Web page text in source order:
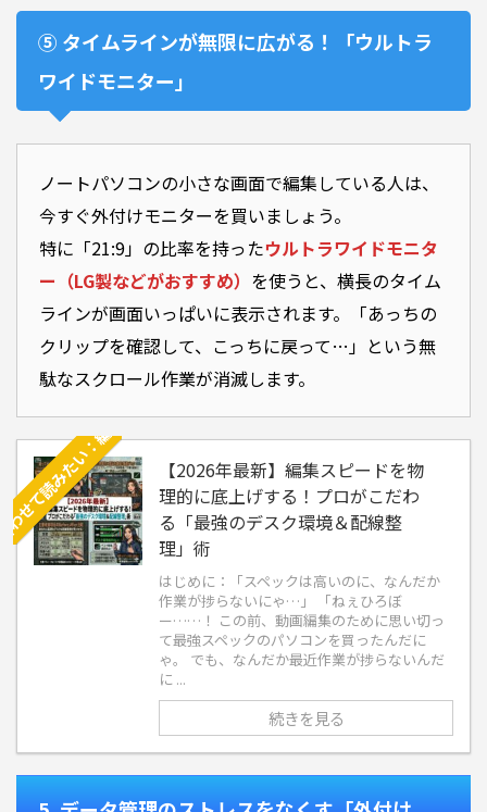
⑤ タイムラインが無限に広がる！「ウルトラ
ワイドモニター」
ノートパソコンの小さな画面で編集している人は、
今すぐ外付けモニターを買いましょう。
特に「21:9」の比率を持ったウルトラワイドモニタ
ー（LG製などがおすすめ） を使うと、横長のタイム
ラインが画面いっぱいに表示されます。「あっちの
クリップを確認して、こっちに戻って…」という無
駄なスクロール作業が消滅します。
スピードを物理的に底上げする！プロがこだわる「
【2026年最新】編集スピードを物
理的に底上げする！プロがこだわ
る「最強のデスク環境＆配線整
理」術
はじめに：「スペックは高いのに、なんだか
作業が捗らないにゃ…」 「ねぇひろぼ
ー……！ この前、動画編集のために思い切っ
て最強スペックのパソコンを買ったんだに
ゃ。 でも、なんだか最近作業が捗らないんだ
に ...
続きを見る